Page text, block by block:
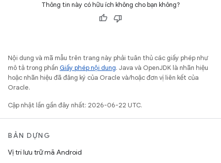
Thông tin này có hữu ích không cho bạn không?
Nội dung và mã mẫu trên trang này phải tuân thủ các giấy phép như
mô tả trong phần Giấy phép nội dung. Java và OpenJDK là nhãn hiệu
hoặc nhãn hiệu đã đăng ký của Oracle và/hoặc đơn vị liên kết của
Oracle.
Cập nhật lần gần đây nhất: 2026-06-22 UTC.
BẢN DỰNG
Vị trí lưu trữ mã Android